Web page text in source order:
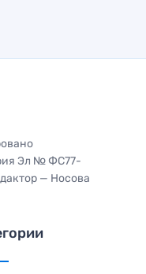
Эл № ФС77-
— Носова